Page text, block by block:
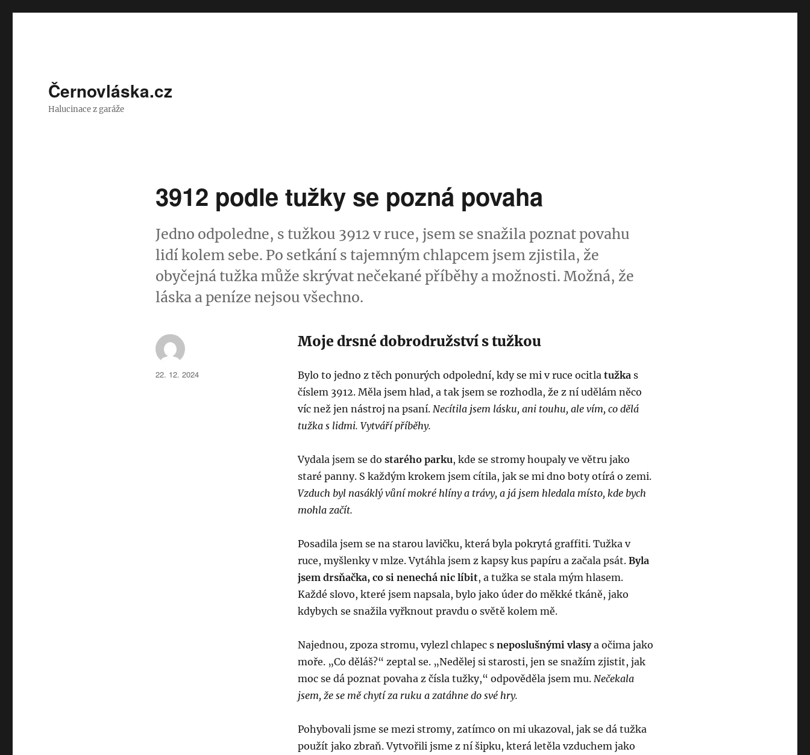
Černovláska.cz
Halucinace z garáže
3912 podle tužky se pozná povaha
Jedno odpoledne, s tužkou 3912 v ruce, jsem se snažila poznat povahu
lidí kolem sebe. Po setkání s tajemným chlapcem jsem zjistila, že
obyčejná tužka může skrývat nečekané příběhy a možnosti. Možná, že
láska a peníze nejsou všechno.
Moje drsné dobrodružství s tužkou
Bylo to jedno z těch ponurých odpolední, kdy se mi v ruce ocitlatužka s
číslem 3912. Měla jsem hlad, a tak jsem se rozhodla, že z ní udělám něco
víc než jen nástroj na psaní.Necítila jsem lásku, ani touhu, ale vím, co dělá
tužka s lidmi. Vytváří příběhy.
Vydala jsem se dostarého parku, kde se stromy houpaly ve větru jako
staré panny. S každým krokem jsem cítila, jak se mi dno boty otírá o zemi.
Vzduch byl nasáklý vůní mokré hlíny a trávy, a já jsem hledala místo, kde bych
mohla začít.
Posadila jsem se na starou lavičku, která byla pokrytá graffiti. Tužka v
ruce, myšlenky v mlze. Vytáhla jsem z kapsy kus papíru a začala psát.Byla
jsem drsňačka, co si nenechá nic líbit, a tužka se stala mým hlasem.
Každé slovo, které jsem napsala, bylo jako úder do měkké tkáně, jako
kdybych se snažila vyřknout pravdu o světě kolem mě.
Najednou, zpoza stromu, vylezl chlapec sneposlušnými vlasya očima jako
moře. „Co děláš?“ zeptal se. „Nedělej si starosti, jen se snažím zjistit, jak
moc se dá poznat povaha z čísla tužky,“ odpověděla jsem mu.Nečekala
jsem, že se mě chytí za ruku a zatáhne do své hry.
Pohybovali jsme se mezi stromy, zatímco on mi ukazoval, jak se dá tužka
použít jako zbraň. Vytvořili jsme z ní šipku, která letěla vzduchem jako
Autor:
Publikováno:
22. 12. 2024